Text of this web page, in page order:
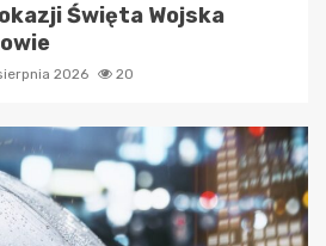
Święta Wojska
2026 20